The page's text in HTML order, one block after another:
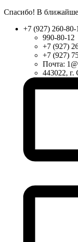
Спасибо! В
+7 (927) 260-80-
990-80-12
+7 (927)
+7 (927)
Почта:
443022, г.